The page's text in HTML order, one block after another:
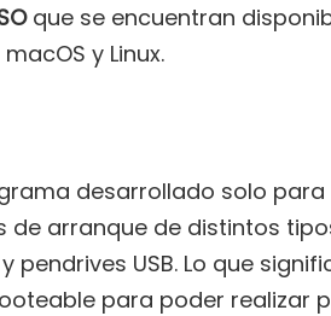
que se encuentran
y Linux.
desarrollado solo
de arranque de distintos
pendrives USB. Lo que
para poder realizar